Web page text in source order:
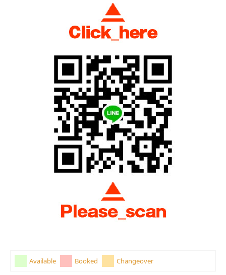
Available Booked Changeover